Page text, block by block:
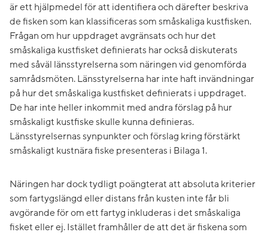
är ett hjälpmedel för att identifiera och därefter beskriva
de fisken som kan klassificeras som småskaliga kustfisken.
Frågan om hur uppdraget avgränsats och hur det
småskaliga kustfisket definierats har också diskuterats
med såväl länsstyrelserna som näringen vid genomförda
samrådsmöten. Länsstyrelserna har inte haft invändningar
på hur det småskaliga kustfisket definierats i uppdraget.
De har inte heller inkommit med andra förslag på hur
småskaligt kustfiske skulle kunna definieras.
Länsstyrelsernas synpunkter och förslag kring förstärkt
småskaligt kustnära fiske presenteras i Bilaga 1.
Näringen har dock tydligt poängterat att absoluta kriterier
som fartygslängd eller distans från kusten inte får bli
avgörande för om ett fartyg inkluderas i det småskaliga
fisket eller ej. Istället framhåller de att det är fiskena som